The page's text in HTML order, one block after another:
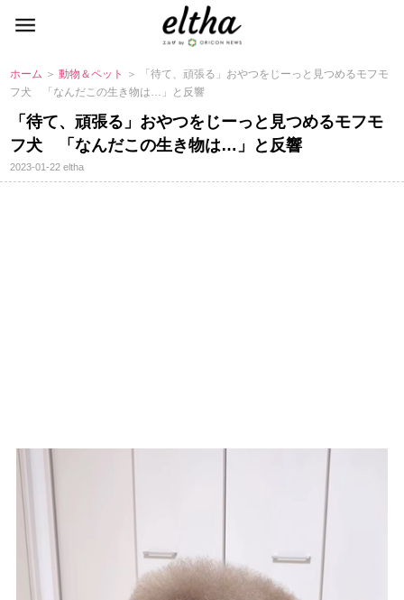
ホーム ＞動物＆ペット
＞ 「待て、頑張る」おやつをじーっと見つめるモフモ
フ犬 「なんだこの生き物は…」と反響
「待て、頑張る」おやつをじーっと見つめるモフモ
フ犬 「なんだこの生き物は…」と反響
2023-01-22eltha